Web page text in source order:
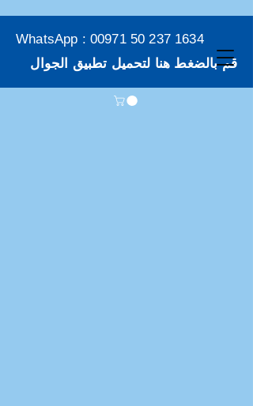
WhatsApp : 00971 50 237 1634
قم بالضغط هنا لتحميل تطبيق الجوال